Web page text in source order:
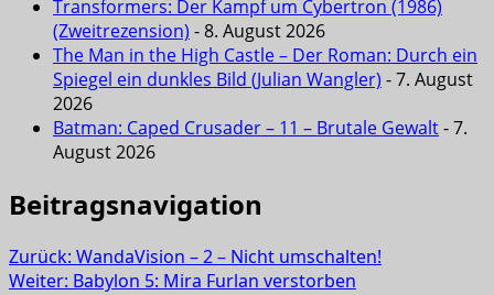
Transformers: Der Kampf um Cybertron (1986)
(Zweitrezension) - 8. August 2026
The Man in the High Castle – Der Roman: Durch ein
Spiegel ein dunkles Bild (Julian Wangler) - 7. August
2026
Batman: Caped Crusader – 11 – Brutale Gewalt- 7.
August 2026
Beitragsnavigation
Zurück: WandaVision – 2 – Nicht umschalten!
Weiter: Babylon 5: Mira Furlan verstorben